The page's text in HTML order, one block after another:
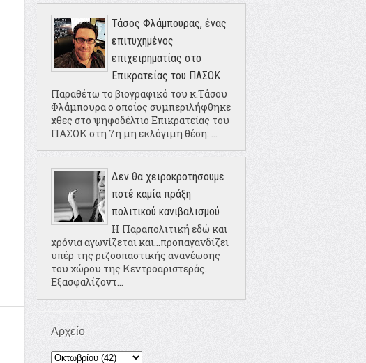
Τάσος Φλάμπουρας, ένας
επιτυχημένος
επιχειρηματίας στο
Επικρατείας του ΠΑΣΟΚ
Παραθέτω το βιογραφικό του κ.Τάσου
Φλάμπουρα ο οποίος συμπεριλήφθηκε
χθες στο ψηφοδέλτιο Επικρατείας του
ΠΑΣΟΚ στη 7η μη εκλόγιμη θέση: ...
Δεν θα χειροκροτήσουμε
ποτέ καμία πράξη
πολιτικού κανιβαλισμού
Η Παραπολιτική εδώ και
χρόνια αγωνίζεται και...προπαγανδίζει
υπέρ της ριζοσπαστικής ανανέωσης
του χώρου της Κεντροαριστεράς.
Εξασφαλίζοντ...
Αρχείο